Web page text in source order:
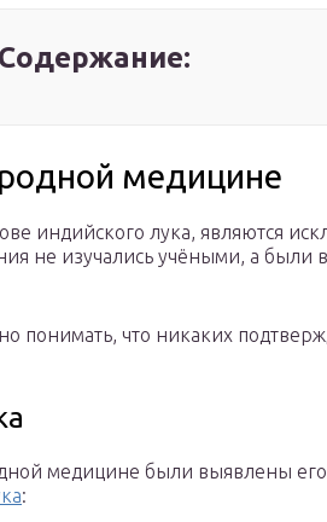
Содержание:
медицине
индийского лука, являются
не изучались учёными, а
понимать, что никаких
медицине были выявлены
: